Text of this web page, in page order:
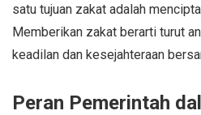
satu tujuan zakat adalah
Memberikan zakat berarti turut
keadilan dan kesejahteraan
Peran Pemerintah